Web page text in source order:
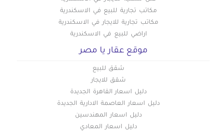
مكاتب تجارية للبيع في الاسكندرية
مكاتب تجارية للايجار في الاسكندرية
اراضي للبيع في الاسكندرية
موقع عقار يا مصر
شقق للبيع
شقق للايجار
دليل اسعار القاهرة الجديدة
دليل اسعار العاصمة الادارية الجديدة
دليل اسعار المهندسين
دليل اسعار المعادي